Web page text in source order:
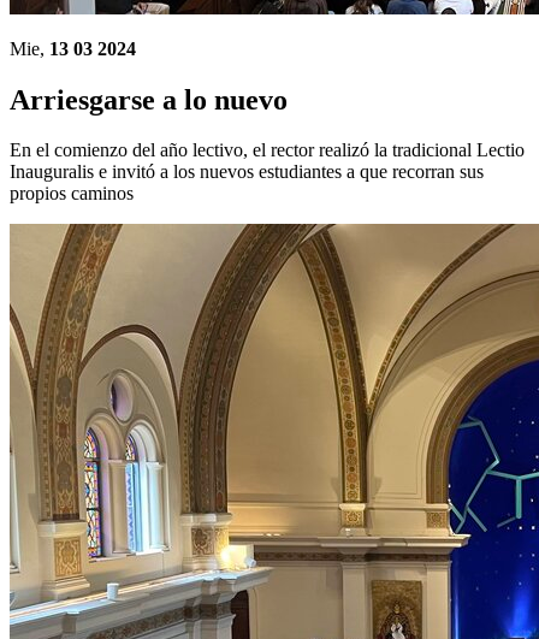
Mie, 13 03 2024
Arriesgarse a lo nuevo
En el comienzo del año lectivo, el rector realizó la tradicional Lectio
Inauguralis e invitó a los nuevos estudiantes a que recorran sus
propios caminos